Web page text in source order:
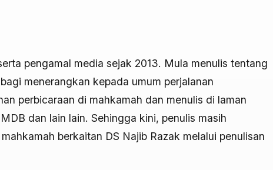
pengamal media sejak 2013. Mula menulis tentang
menerangkan kepada umum perjalanan
perbicaraan di mahkamah dan menulis di laman
dan lain lain. Sehingga kini, penulis masih
berkaitan DS Najib Razak melalui penulisan